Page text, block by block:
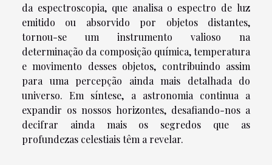
da espectroscopia, que analisa o espectro de luz
emitido ou absorvido por objetos distantes,
tornou-se um instrumento valioso na
determinação da composição química, temperatura
e movimento desses objetos, contribuindo assim
para uma percepção ainda mais detalhada do
universo. Em síntese, a astronomia continua a
expandir os nossos horizontes, desafiando-nos a
decifrar ainda mais os segredos que as
profundezas celestiais têm a revelar.